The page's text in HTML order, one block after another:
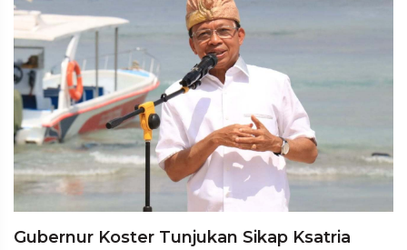
Gubernur Koster Tunjukan Sikap Ksatria